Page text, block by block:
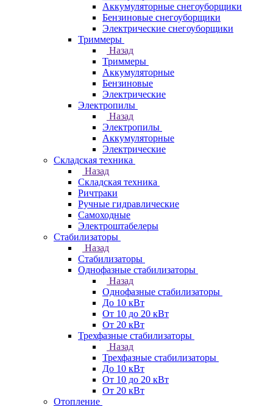
Аккумуляторные снегоуборщики
Бензиновые снегоуборщики
Электрические снегоуборщики
Триммеры
Назад
Триммеры
Аккумуляторные
Бензиновые
Электрические
Электропилы
Назад
Электропилы
Аккумуляторные
Электрические
Складская техника
Назад
Складская техника
Ричтраки
Ручные гидравлические
Самоходные
Электроштабелеры
Стабилизаторы
Назад
Стабилизаторы
Однофазные стабилизаторы
Назад
Однофазные стабилизаторы
До 10 кВт
От 10 до 20 кВт
От 20 кВт
Трехфазные стабилизаторы
Назад
Трехфазные стабилизаторы
До 10 кВт
От 10 до 20 кВт
От 20 кВт
Отопление